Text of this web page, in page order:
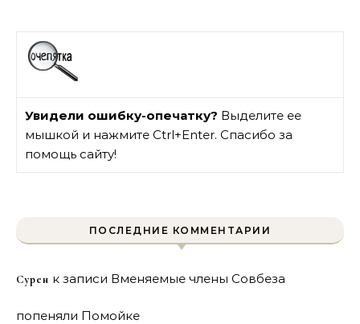
Увидели ошибку-опечатку? Выделите ее
мышкой и нажмите Ctrl+Enter. Спасибо за
помощь сайту!
ПОСЛЕДНИЕ КОММЕНТАРИИ
Сурен к записи Вменяемые члены Совбеза
попеняли Помойке